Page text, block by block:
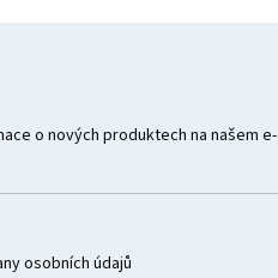
o nových produktech na našem e-
osobních údajů